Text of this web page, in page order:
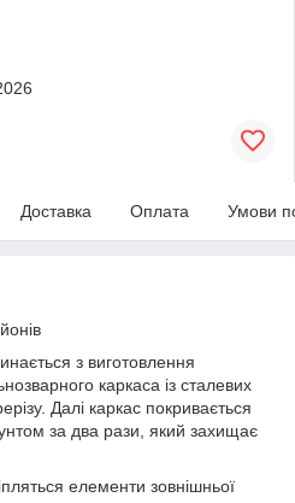
Доставка Оплата Умови
з виготовлення
каркаса із сталевих
Далі каркас покривається
за два рази, який захищає
елементи зовнішньої